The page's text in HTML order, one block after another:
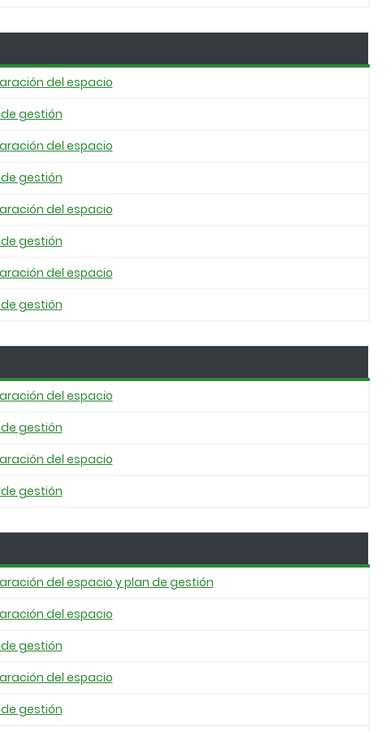
del espacio
gestión
del espacio
gestión
del espacio
gestión
del espacio
gestión
del espacio
gestión
del espacio
gestión
del espacioy plan de gestión
del espacio
gestión
del espacio
gestión